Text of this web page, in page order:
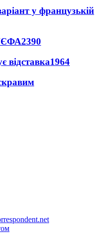
у французькій
2390
відставка1964